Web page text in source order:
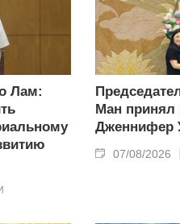
Лам:
Ман
Дженнифер
07/08/2026